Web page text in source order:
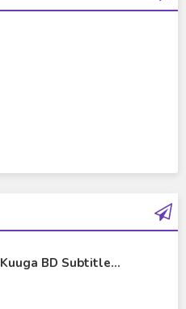
BD Subtitle...